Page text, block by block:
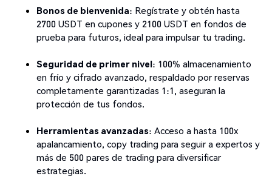
Bonos de bienvenida: Regístrate y obtén hasta
2700 USDT en cupones y 2100 USDT en fondos de
prueba para futuros, ideal para impulsar tu trading.
Seguridad de primer nivel: 100% almacenamiento
en frío y cifrado avanzado, respaldado por reservas
completamente garantizadas 1:1, aseguran la
protección de tus fondos.
Herramientas avanzadas: Acceso a hasta 100x
apalancamiento, copy trading para seguir a expertos y
más de 500 pares de trading para diversificar
estrategias.